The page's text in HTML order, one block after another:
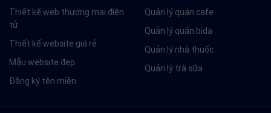
Thiết kế web thương mại điện
tử
Thiết kế website giá rẻ
Mẫu website đẹp
Đăng ký tên miền
Quản lý quán cafe
Quản lý quán bida
Quản lý nhà thuốc
Quản lý trà sữa